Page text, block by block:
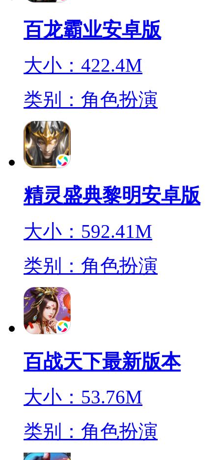
百龙霸业安卓版
大小：422.4M
类别：角色扮演
精灵盛典黎明安卓版
大小：592.41M
类别：角色扮演
百战天下最新版本
大小：53.76M
类别：角色扮演